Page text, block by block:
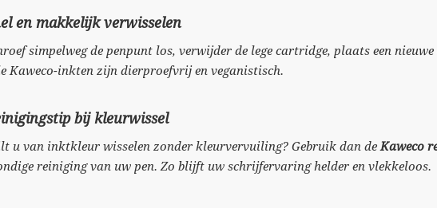
en makkelijk verwisselen
simpelweg de penpunt los, verwijder de lege cartridge, plaats een
Kaweco-inkten zijn dierproefvrij en veganistisch.
bij kleurwissel
u van inktkleur wisselen zonder kleurvervuiling? Gebruik dan deKaweco
reiniging van uw pen. Zo blijft uw schrijfervaring helder en vlekkeloos.